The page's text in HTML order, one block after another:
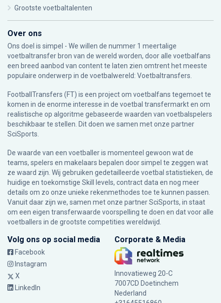
Grootste voetbaltalenten
Over ons
Ons doel is simpel - We willen de nummer 1 meertalige
voetbaltransfer bron van de wereld worden, door alle voetbalfans
een breed aanbod van content te laten zien omtrent het meeste
populaire onderwerp in de voetbalwereld: Voetbaltransfers.
FootballTransfers (FT) is een project om voetbalfans tegemoet te
komen in de enorme interesse in de voetbal transfermarkt en om
realistische op algoritme gebaseerde waarden van voetbalspelers
beschikbaar te stellen. Dit doen we samen met onze partner
SciSports
De waarde van een voetballer is momenteel gewoon wat de
teams, spelers en makelaars bepalen door simpel te zeggen wat
ze waard zijn. Wij gebruiken gedetailleerde voetbal statistieken, de
huidige en toekomstige Skill levels, contract data en nog meer
details om zo onze unieke rekenmethodes toe te kunnen passen.
Vanuit daar zijn we, samen met onze partner SciSports, in staat
om een eigen transferwaarde voorspelling te doen en dat voor alle
voetballers in de grootste competities wereldwijd.
Volg ons op social media
Facebook
Instagram
X
LinkedIn
Corporate & Media
Innovatieweg 20-C
7007CD Doetinchem
Nederland